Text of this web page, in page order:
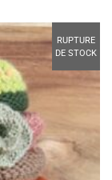
RUPTURE
DE STOCK